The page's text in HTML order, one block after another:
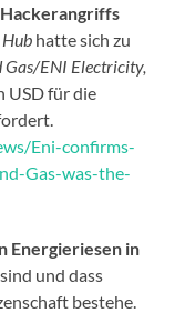
Hackerangriffs
hatte sich zu
ENI Electricity,
USD für die
Eni-confirms-
Gas-was-the-
Energieriesen in
sind und dass
bestehe.